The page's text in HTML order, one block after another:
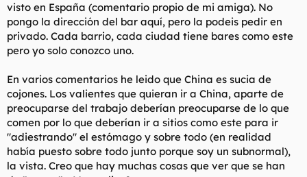
visto en España (comentario propio de mi amiga). No
pongo la dirección del bar aquí, pero la podeis pedir en
privado. Cada barrio, cada ciudad tiene bares como este
pero yo solo conozco uno.
En varios comentarios he leido que China es sucia de
cojones. Los valientes que quieran ir a China, aparte de
preocuparse del trabajo deberían preocuparse de lo que
comen por lo que deberían ir a sitios como este para ir
"adiestrando" el estómago y sobre todo (en realidad
había puesto sobre todo junto porque soy un subnormal),
la vista. Creo que hay muchas cosas que ver que se han